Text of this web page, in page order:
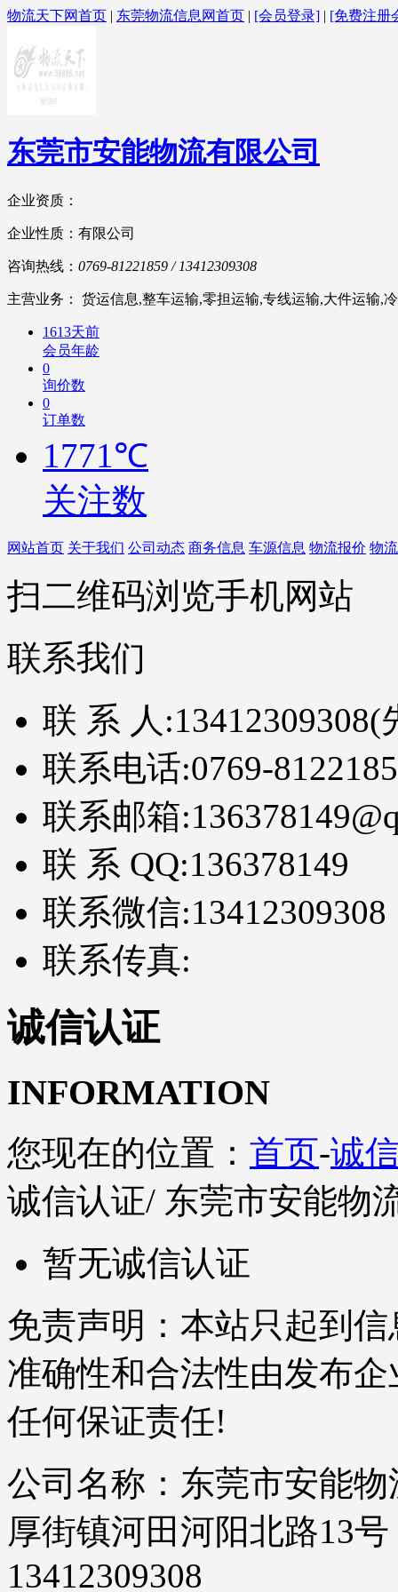
物流天下网首页 | 东莞物流信息网首页 | [会员登录] | [免费注册
东莞市安能物流有限公司
企业资质：
企业性质：有限公司
咨询热线： 0769-81221859 / 13412309308
主营业务： 货运信息,整车运输,零担运输,专线运输,大件运输,
1613天前
会员年龄
0
询价数
0
订单数
1771℃
关注数
网站首页 关于我们 公司动态 商务信息 车源信息 物流报价 物
扫二维码浏览手机网站
联系我们
联 系 人:13412309308(
联系电话:0769-
联系邮箱:
联 系 QQ:136378149
联系微信:13412309308
联系传真:
诚信认证
INFORMATION
您现在的位置： 首页-诚
诚信认证/ 东莞市安能物
暂无诚信认证
免责声明：本站只起到
准确性和合法性由发布
任何保证责任!
公司名称：东莞市安能
厚街镇河田河阳北路13
13412309308